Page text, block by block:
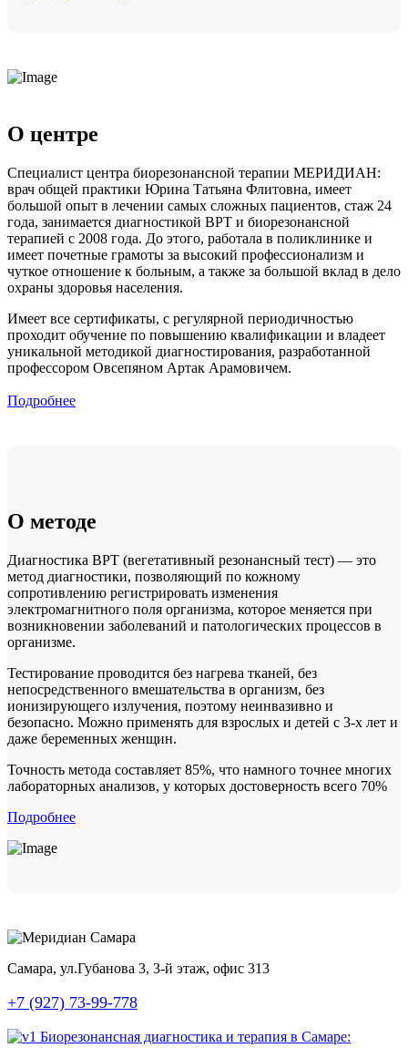
О центре
Специалист центра биорезонансной терапии МЕРИДИАН:
врач общей практики Юрина Татьяна Флитовна, имеет
большой опыт в лечении самых сложных пациентов, стаж 24
года, занимается диагностикой ВРТ и биорезонансной
терапией с 2008 года. До этого, работала в поликлинике и
имеет почетные грамоты за высокий профессионализм и
чуткое отношение к больным, а также за большой вклад в дело
охраны здоровья населения.
Имеет все сертификаты, с регулярной периодичностью
проходит обучение по повышению квалификации и владеет
уникальной методикой диагностирования, разработанной
профессором Овсепяном Артак Арамовичем.
Подробнее
О методе
Диагностика ВРТ (вегетативный резонансный тест) — это
метод диагностики, позволяющий по кожному
сопротивлению регистрировать изменения
электромагнитного поля организма, которое меняется при
возникновении заболеваний и патологических процессов в
организме.
Тестирование проводится без нагрева тканей, без
непосредственного вмешательства в организм, без
ионизирующего излучения, поэтому неинвазивно и
безопасно. Можно применять для взрослых и детей с 3-х лет и
даже беременных женщин.
Точность метода составляет 85%, что намного точнее многих
лабораторных анализов, у которых достоверность всего 70%
Подробнее
Самара, ул.Губанова 3, 3-й этаж, офис 313
+7 (927) 73-99-778